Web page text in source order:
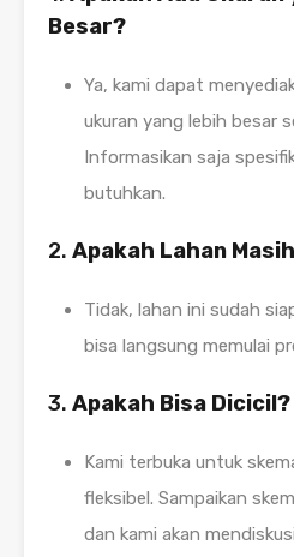
Besar?
Ya, kami dapat
ukuran yang lebih besar
Informasikan saja
butuhkan.
2. Apakah Lahan
Tidak, lahan ini sudah
bisa langsung memulai
3. Apakah Bisa Dicicil?
Kami terbuka untuk
fleksibel. Sampaikan
dan kami akan